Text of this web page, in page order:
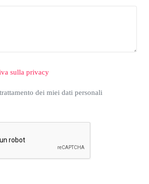
sulla privacy
dei miei dati personali